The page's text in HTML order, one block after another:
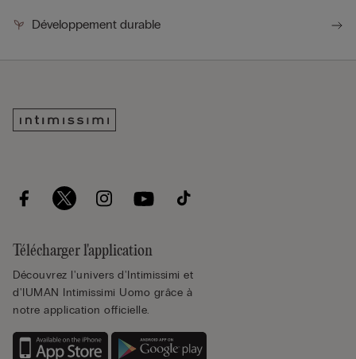
Développement durable
Télécharger l'application
Découvrez l'univers d'Intimissimi et
d'IUMAN Intimissimi Uomo grâce à
notre application officielle.